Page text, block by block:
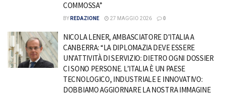
COMMOSSA”
BY REDAZIONE 27 MAGGIO 2026 0
NICOLA LENER, AMBASCIATORE D’ITALIA A
CANBERRA: “LA DIPLOMAZIA DEVE ESSERE
UN’ATTIVITÀ DI SERVIZIO: DIETRO OGNI DOSSIER
CI SONO PERSONE. L’ITALIA È UN PAESE
TECNOLOGICO, INDUSTRIALE E INNOVATIVO:
DOBBIAMO AGGIORNARE LA NOSTRA IMMAGINE